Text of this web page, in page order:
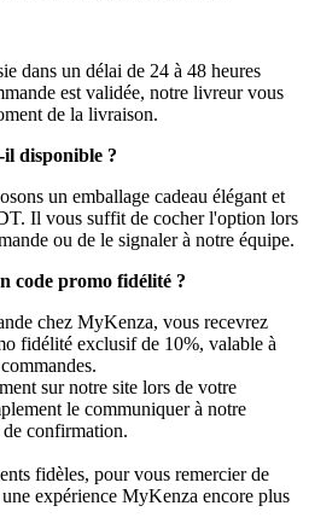
dans un délai de 24 à 48 heures
est validée, notre livreur vous
de la livraison.
il disponible ?
un emballage cadeau élégant et
Il vous suffit de cocher l'option lors
ou de le signaler à notre équipe.
code promo fidélité ?
chez MyKenza, vous recevrez
fidélité exclusif de 10%, valable à
sur notre site lors de votre
le communiquer à notre
de confirmation.
fidèles, pour vous remercier de
expérience MyKenza encore plus